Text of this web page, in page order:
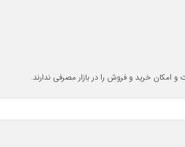
خرید و فروش را در بازار مصرفی ندارند.